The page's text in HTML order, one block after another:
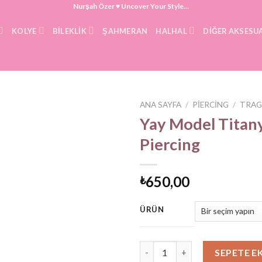
Nurşah Özer ♥ Uncover Your Style...
KOLYE BILEKLIK ŞAHMERAN HALHAL DIĞER
ANA SAYFA / PIERCING /
Yay Model
Piercing
₺650,00
ÜRÜN
SEPETE